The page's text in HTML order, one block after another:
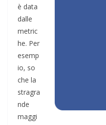
è data
dalle
metric
he. Per
esemp
io, so
che la
stragra
nde
maggi